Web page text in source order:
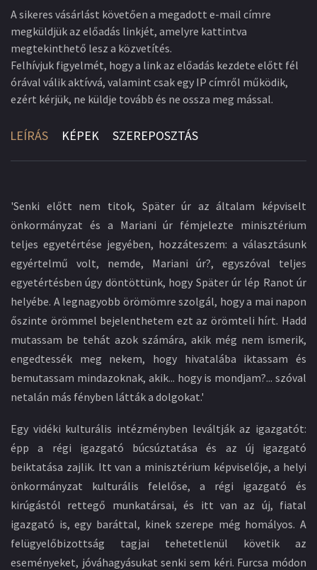
A sikeres vásárlást követően a megadott e-mail címre
megküldjük az előadás linkjét, amelyre kattintva
megtekinthető lesz a közvetítés.
Felhívjuk figyelmét, hogy a link az előadás kezdete előtt fél
órával válik aktívvá, valamint csak egy IP címről működik,
ezért kérjük, ne küldje tovább és ne ossza meg mással.
LEÍRÁS KÉPEK SZEREPOSZTÁS
'Senki előtt nem titok, Später úr az általam képviselt
önkormányzat és a Mariani úr fémjelezte minisztérium
teljes egyetértése jegyében, hozzáteszem: a választásunk
egyértelmű volt, nemde, Mariani úr?, egyszóval teljes
egyetértésben úgy döntöttünk, hogy Später úr lép Ranot úr
helyébe. A legnagyobb örömömre szolgál, hogy a mai napon
őszinte örömmel bejelenthetem ezt az örömteli hírt. Hadd
mutassam be tehát azok számára, akik még nem ismerik,
engedtessék meg nekem, hogy hivatalába iktassam és
bemutassam mindazoknak, akik... hogy is mondjam?... szóval
netalán más fényben látták a dolgokat.'
Egy vidéki kulturális intézményben leváltják az igazgatót:
épp a régi igazgató búcsúztatása és az új igazgató
beiktatása zajlik. Itt van a minisztérium képviselője, a helyi
önkormányzat kulturális felelőse, a régi igazgató és
kirúgástól rettegő munkatársai, és itt van az új, fiatal
igazgató is, egy baráttal, kinek szerepe még homályos. A
felügyelőbizottság tagjai tehetetlenül követik az
eseményeket, jóváhagyásukat senki sem kéri. Furcsa módon